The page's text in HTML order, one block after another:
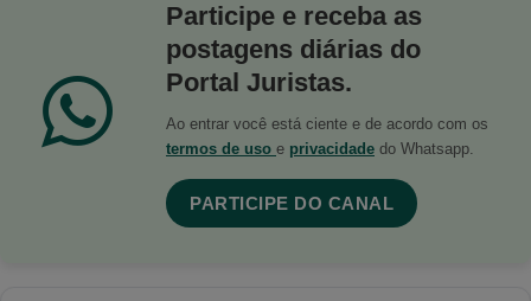
Participe e receba as
postagens diárias do
Portal Juristas.
Ao entrar você está ciente e de acordo com os
termos de uso e privacidade do Whatsapp.
PARTICIPE DO CANAL